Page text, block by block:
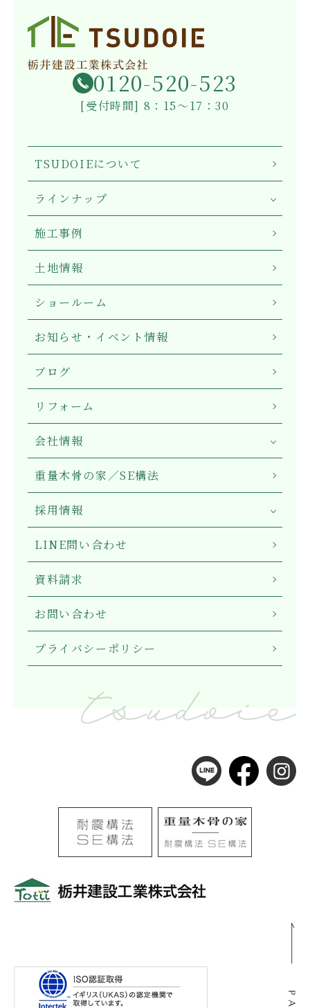
0120-520-523
[受付時間] 8：15～17：30
TSUDOIEについて
ラインナップ
施工事例
土地情報
ショールーム
お知らせ・イベント情報
ブログ
リフォーム
会社情報
重量木骨の家／SE構法
採用情報
LINE問い合わせ
資料請求
お問い合わせ
プライバシーポリシー